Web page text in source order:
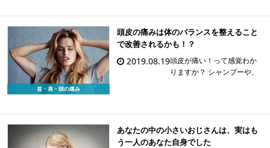
し、科学的な根拠を必要と
する現在の医学が「気」を
敬遠するのも無理もありま
首・肩・頭の痛み
頭皮の痛みは体のバランスを整えること
で改善されるかも！？
2019.08.19頭皮が痛い！って感覚わか
りますか？ シャンプーや、
な方はけっこういらっしゃ
います。そして、たいてい
体のバランスが悪いため
あなたの中の小さいおじさんは、実はも
う一人のあなた自身でした